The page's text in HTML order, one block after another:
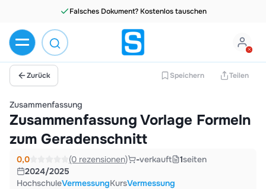
Zurück Speichern Teilen
Zusammenfassung
Zusammenfassung Vorlage Formeln
zum Geradenschnitt
0,0 (0 rezensionen) -verkauft 1seiten
2024/2025
HochschuleVermessungKursVermessung